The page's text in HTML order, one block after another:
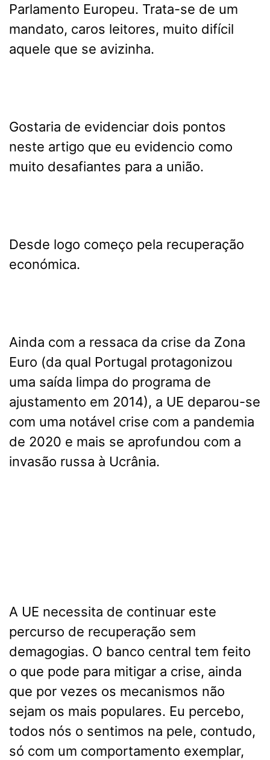
Parlamento Europeu. Trata-se de um
mandato, caros leitores, muito difícil
aquele que se avizinha.
Gostaria de evidenciar dois pontos
neste artigo que eu evidencio como
muito desafiantes para a união.
Desde logo começo pela recuperação
económica.
Ainda com a ressaca da crise da Zona
Euro (da qual Portugal protagonizou
uma saída limpa do programa de
ajustamento em 2014), a UE deparou-se
com uma notável crise com a pandemia
de 2020 e mais se aprofundou com a
invasão russa à Ucrânia.
A UE necessita de continuar este
percurso de recuperação sem
demagogias. O banco central tem feito
o que pode para mitigar a crise, ainda
que por vezes os mecanismos não
sejam os mais populares. Eu percebo,
todos nós o sentimos na pele, contudo,
só com um comportamento exemplar,